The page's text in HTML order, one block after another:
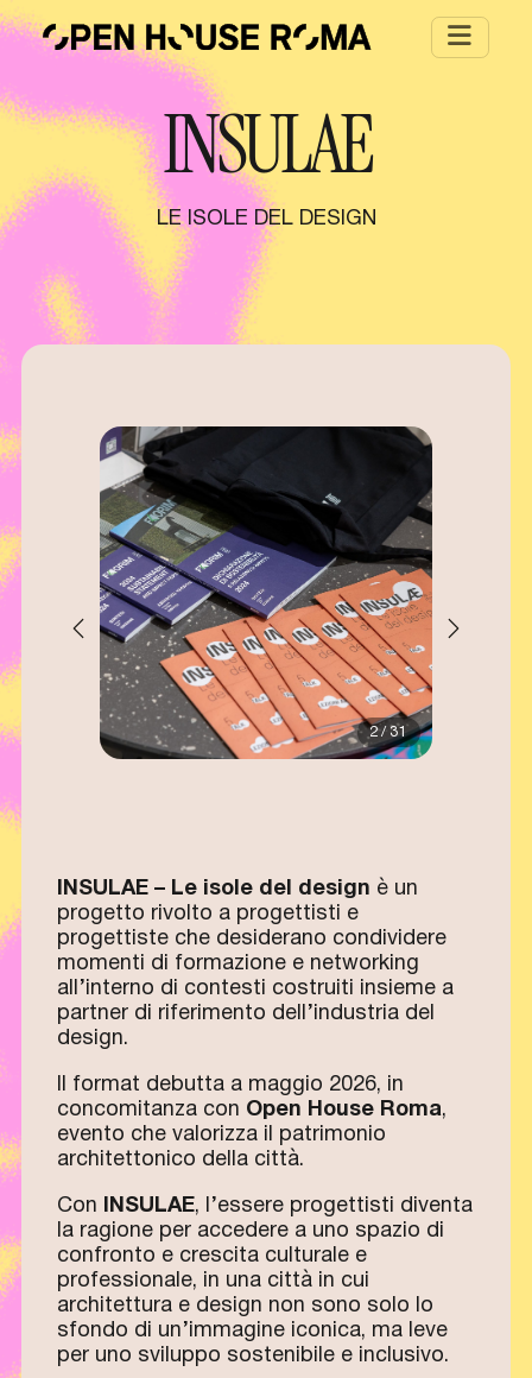
Salta al contenuto principale
INSULAE
LE ISOLE DEL DESIGN
2 / 31
INSULAE – Le isole del design è un
progetto rivolto a progettisti e
progettiste che desiderano condividere
momenti di formazione e networking
all’interno di contesti costruiti insieme a
partner di riferimento dell’industria del
design.
Il format debutta a maggio 2026, in
concomitanza con Open House Roma,
evento che valorizza il patrimonio
architettonico della città.
Con INSULAE, l’essere progettisti diventa
la ragione per accedere a uno spazio di
confronto e crescita culturale e
professionale, in una città in cui
architettura e design non sono solo lo
sfondo di un’immagine iconica, ma leve
per uno sviluppo sostenibile e inclusivo.